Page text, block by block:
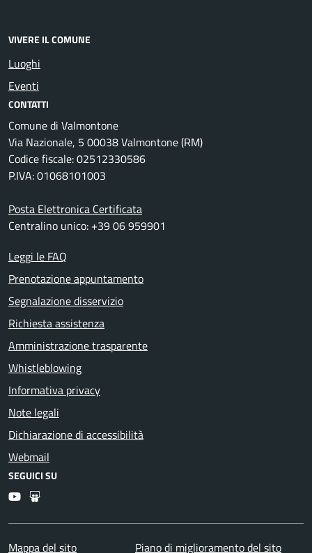
VIVERE IL COMUNE
Luoghi
Eventi
CONTATTI
Comune di Valmontone
Via Nazionale, 5 00038 Valmontone (RM)
Codice fiscale: 02512330586
P.IVA: 01068101003
Posta Elettronica Certificata
Centralino unico: +39 06 959901
Leggi le FAQ
Prenotazione appuntamento
Segnalazione disservizio
Richiesta assistenza
Amministrazione trasparente
Whistleblowing
Informativa privacy
Note legali
Dichiarazione di accessibilità
Webmail
SEGUICI SU
YoutubeSlideshare
Mappa del sito Piano di miglioramento del sito